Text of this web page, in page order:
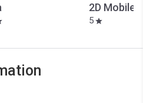
2D Mobile
5 star